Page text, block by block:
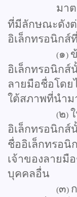
มา
ที่มีลักษณะดัง
อิเล็กทรอนิกส์
(๑)
อิเล็กทรอนิกส์
ลายมือชื่อโดย
ใต้สภาพที่นำม
(๒)
อิเล็กทรอนิกส์
ชื่ออิเล็กทรอนิ
เจ้าของลายมื
บุคคลอื่น
(๓)